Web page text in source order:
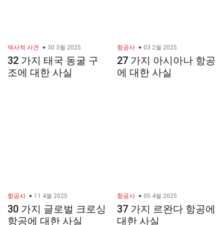
역사적 사건 30 3월 2025
32 가지 태국 동굴 구
조에 대한 사실
항공사 03 2월 2025
27 가지 아시아나 항공
에 대한 사실
항공사 11 4월 2025
30 가지 글로벌 크로싱
항공에 대한 사실
항공사 05 4월 2025
37 가지 르완다 항공에
대한 사실